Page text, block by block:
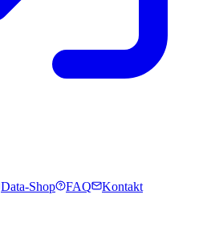
Data-Shop FAQ
Kontakt